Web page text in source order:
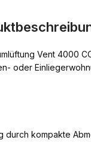
Vent 4000
oder
durch kompakte